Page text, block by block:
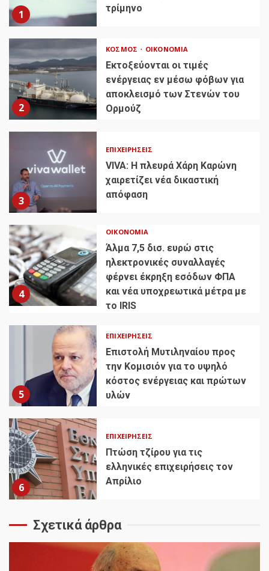
1
τρίμηνο
2
ΚΌΣΜΟΣ ΟΙΚΟΝΟΜΊΑ
Εκτοξεύονται οι τιμές
ενέργειας εν μέσω φόβων για
αποκλεισμό των Στενών του
Ορμούζ
3
ΕΠΙΧΕΙΡΉΣΕΙΣ
VIVA: Η πλευρά Χάρη Καρώνη
χαιρετίζει νέα δικαστική
απόφαση
4
ΟΙΚΟΝΟΜΊΑ
Άλμα 7,5 δισ. ευρώ στις
ηλεκτρονικές συναλλαγές
φέρνει έκρηξη εσόδων ΦΠΑ
και νέα υποχρεωτικά μέτρα με
το IRIS
5
ΕΠΙΧΕΙΡΉΣΕΙΣ
Επιστολή Μυτιληναίου προς
την Κομισιόν για το υψηλό
κόστος ενέργειας και πρώτων
υλών
6
ΕΠΙΧΕΙΡΉΣΕΙΣ
Πτώση τζίρου για τις
ελληνικές επιχειρήσεις τον
Απρίλιο
Σχετικά άρθρα